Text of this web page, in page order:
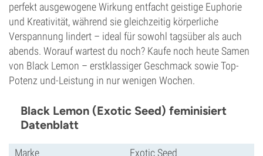
perfekt ausgewogene Wirkung entfacht geistige Euphorie
und Kreativität, während sie gleichzeitig körperliche
Verspannung lindert – ideal für sowohl tagsüber als auch
abends. Worauf wartest du noch? Kaufe noch heute Samen
von Black Lemon – erstklassiger Geschmack sowie Top-
Potenz und-Leistung in nur wenigen Wochen.
Black Lemon (Exotic Seed) feminisiert
Datenblatt
Marke Exotic Seed